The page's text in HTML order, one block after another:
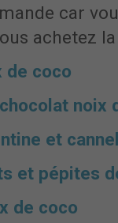
car
achetez
de coco
noix
et
et pépites
de coco